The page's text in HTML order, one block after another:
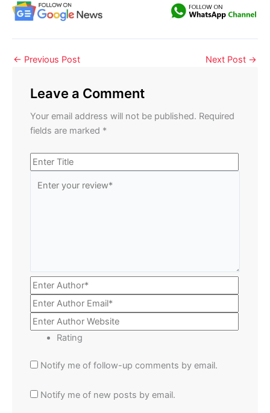
← Previous Post Next Post →
Leave a Comment
Your email address will not be published. Required
fields are marked *
Rating
Notify me of follow-up comments by email.
Notify me of new posts by email.